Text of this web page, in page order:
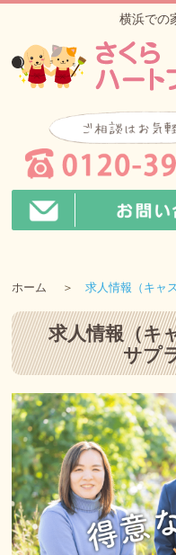
横浜での
ホーム 求人情報（キャ
求人情報（キ
サプ